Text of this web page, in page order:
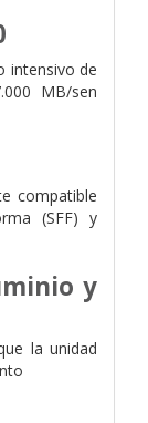
intensivo de
MB/sen
compatible
(SFF) y
y
la unidad